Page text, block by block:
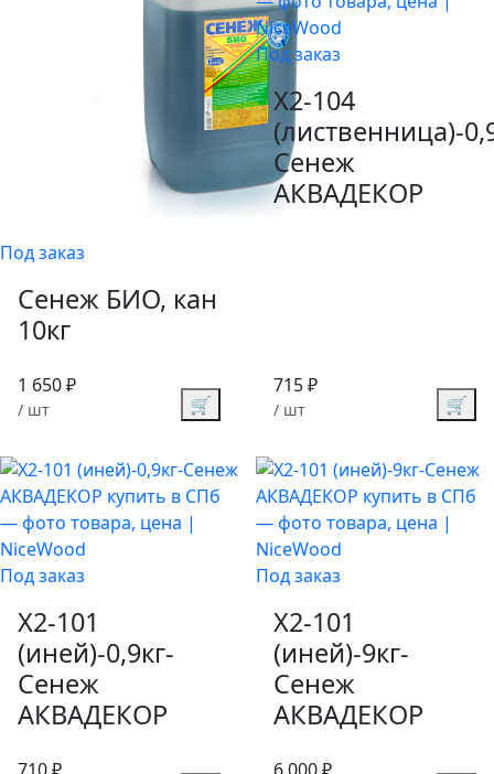
Под заказ
Сенеж БИО, кан
10кг
1 650 ₽
/ шт 🛒
Под заказ
X2-104
(лиственница)-
Сенеж
АКВАДЕКОР
715 ₽
/ шт 🛒
Под заказ
X2-101
(иней)-0,9кг-
Сенеж
АКВАДЕКОР
Под заказ
X2-101
(иней)-9кг-
Сенеж
АКВАДЕКОР